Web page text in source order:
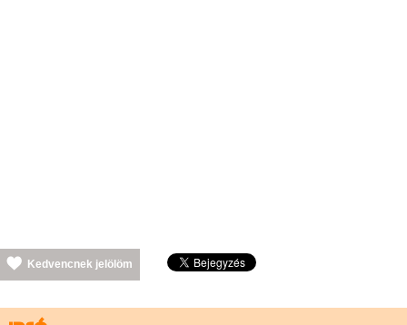
Kedvencnek jelölöm